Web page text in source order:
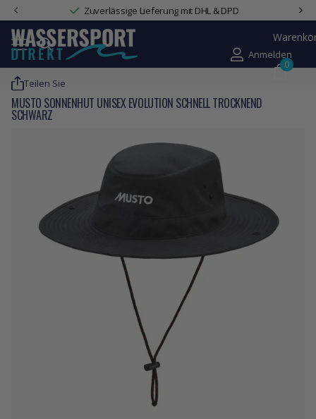
Zuverlässige Lieferung mit DHL & DPD
Anmelden
0
Teilen Sie
MUSTO SONNENHUT UNISEX EVOLUTION SCHNELL TROCKNEND
SCHWARZ